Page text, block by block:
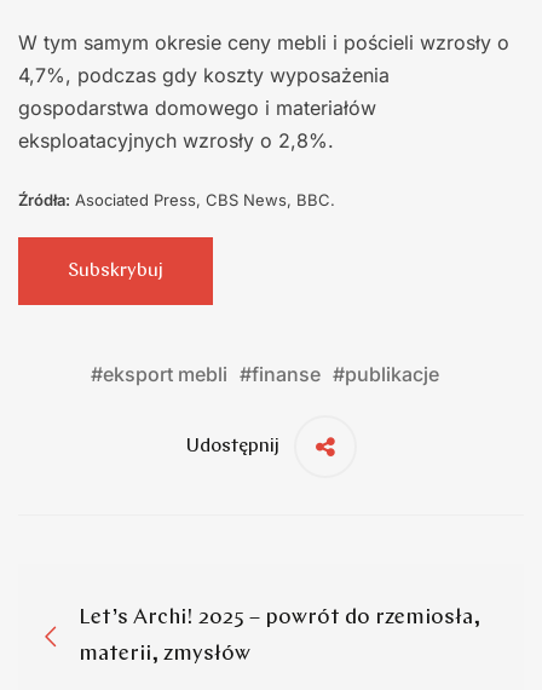
W tym samym okresie ceny mebli i pościeli wzrosły o
4,7%, podczas gdy koszty wyposażenia
gospodarstwa domowego i materiałów
eksploatacyjnych wzrosły o 2,8%.
Źródła: Asociated Press, CBS News, BBC.
Subskrybuj
#eksport mebli #finanse #publikacje
Udostępnij
Let’s Archi! 2025 – powrót do rzemiosła,
materii, zmysłów